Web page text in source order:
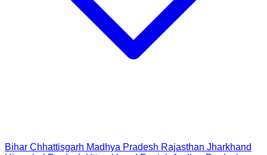
Bihar Chhattisgarh Madhya Pradesh Rajasthan Jharkhand